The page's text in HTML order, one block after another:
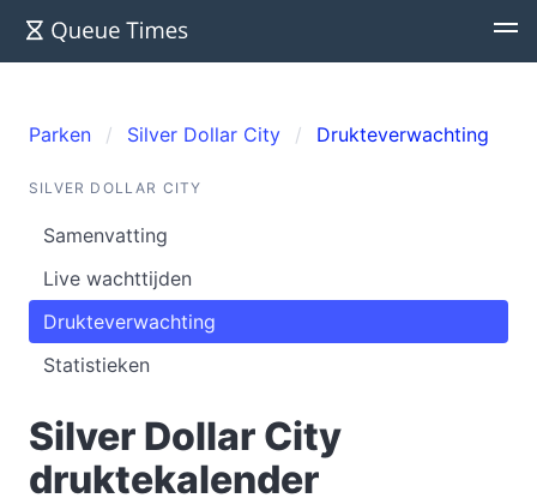
Parken Silver Dollar City Drukteverwachting
SILVER DOLLAR CITY
Samenvatting
Live wachttijden
Drukteverwachting
Statistieken
Silver Dollar City
druktekalender